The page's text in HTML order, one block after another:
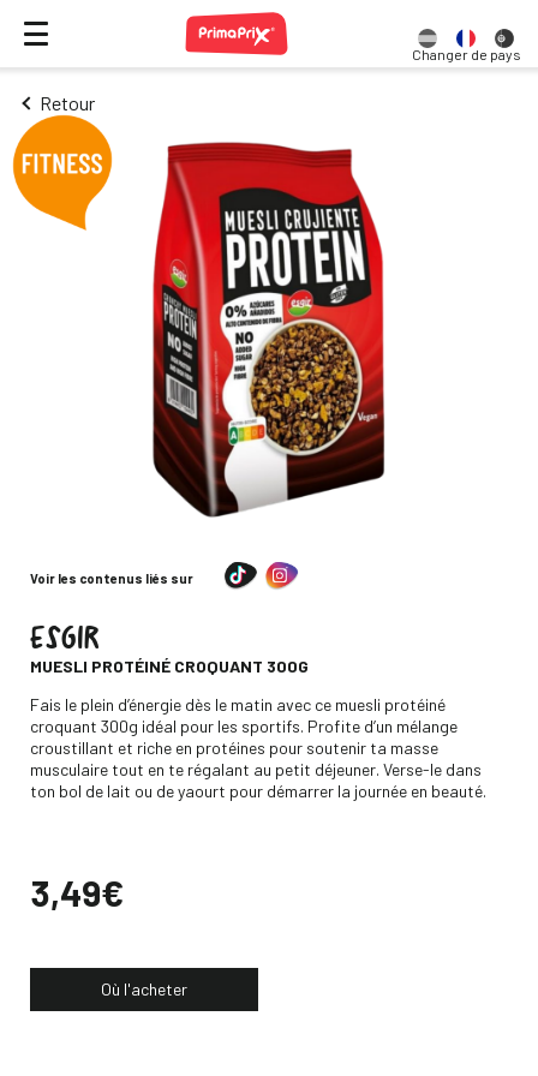
Changer de pays
Retour
Voir les contenus liés sur
ESGIR
MUESLI PROTÉINÉ CROQUANT 300G
Descripción
Fais le plein d’énergie dès le matin avec ce muesli protéiné
croquant 300g idéal pour les sportifs. Profite d’un mélange
croustillant et riche en protéines pour soutenir ta masse
musculaire tout en te régalant au petit déjeuner. Verse-le dans
ton bol de lait ou de yaourt pour démarrer la journée en beauté.
Precio
3,49€
Où l'acheter